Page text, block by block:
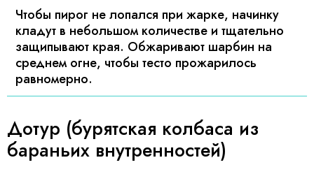
Чтобы пирог не лопался при жарке, начинку
кладут в небольшом количестве и тщательно
защипывают края. Обжаривают шарбин на
среднем огне, чтобы тесто прожарилось
равномерно.
Дотур (бурятская колбаса из
бараньих внутренностей)